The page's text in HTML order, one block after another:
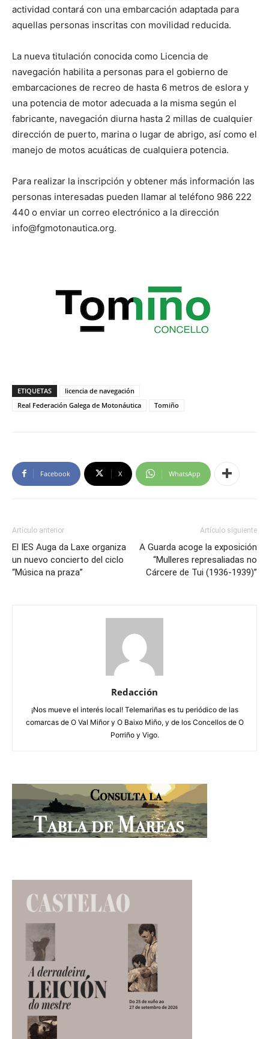
actividad contará con una embarcación adaptada para
aquellas personas inscritas con movilidad reducida.
La nueva titulación conocida como Licencia de
navegación habilita a personas para el gobierno de
embarcaciones de recreo de hasta 6 metros de eslora y
una potencia de motor adecuada a la misma según el
fabricante, navegación diurna hasta 2 millas de cualquier
dirección de puerto, marina o lugar de abrigo, así como el
manejo de motos acuáticas de cualquiera potencia.
Para realizar la inscripción y obtener más información las
personas interesadas pueden llamar al teléfono 986 222
440 o enviar un correo electrónico a la dirección
info@fgmotonautica.org.
ETIQUETAS
licencia de navegación
Real Federación Galega de Motonáutica
Tomiño
Facebook X WhatsApp
Artículo anterior
El IES Auga da Laxe organiza
un nuevo concierto del ciclo
“Música na praza”
Artículo siguiente
A Guarda acoge la exposición
“Mulleres represaliadas no
Cárcere de Tui (1936-1939)”
Redacción
¡Nos mueve el interés local! Telemariñas es tu periódico de las
comarcas de O Val Miñor y O Baixo Miño, y de los Concellos de O
Porriño y Vigo.